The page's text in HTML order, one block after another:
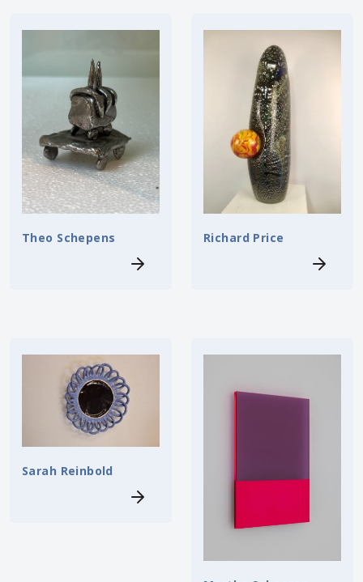
Theo Schepens Richard Price
Sarah Reinbold